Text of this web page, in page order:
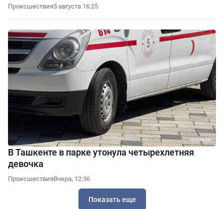
Происшествия5 августа 16:25
В Ташкенте в парке утонула четырехлетняя
девочка
ПроисшествияВчера, 12:36
Показать еще